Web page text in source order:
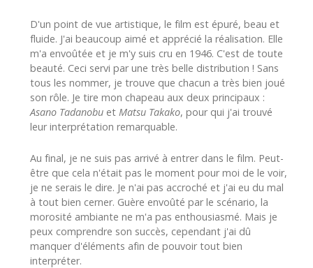
D'un point de vue artistique, le film est épuré, beau et
fluide. J'ai beaucoup aimé et apprécié la réalisation. Elle
m'a envoûtée et je m'y suis cru en 1946. C'est de toute
beauté. Ceci servi par une très belle distribution ! Sans
tous les nommer, je trouve que chacun a très bien joué
son rôle. Je tire mon chapeau aux deux principaux :
Asano Tadanobu et Matsu Takako, pour qui j'ai trouvé
leur interprétation remarquable.
Au final, je ne suis pas arrivé à entrer dans le film. Peut-
être que cela n'était pas le moment pour moi de le voir,
je ne serais le dire. Je n'ai pas accroché et j'ai eu du mal
à tout bien cerner. Guère envoûté par le scénario, la
morosité ambiante ne m'a pas enthousiasmé. Mais je
peux comprendre son succès, cependant j'ai dû
manquer d'éléments afin de pouvoir tout bien
interpréter.